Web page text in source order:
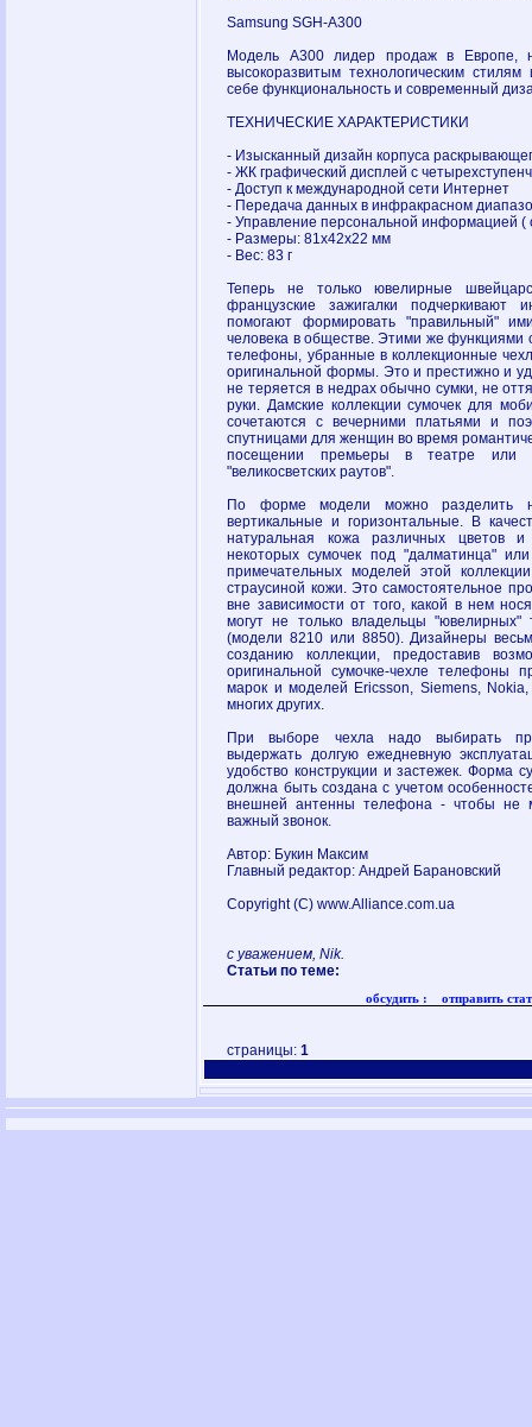
Samsung SGH-А300
Модель A300 лидер продаж в Европе,
высокоразвитым технологическим
себе функциональность и современный
ТЕХНИЧЕСКИЕ ХАРАКТЕРИСТИКИ
- Изысканный дизайн корпуса
- ЖК графический дисплей с
- Доступ к международной сети Интернет
- Передача данных в инфракрасном
- Управление персональной информацией (
- Размеры: 81x42x22 мм
- Вес: 83 г
Теперь не только ювелирные
французские зажигалки подчеркивают
помогают формировать "правильный"
человека в обществе. Этими же функциями
телефоны, убранные в коллекционные
оригинальной формы. Это и престижно и
не теряется в недрах обычно сумки, не
руки. Дамские коллекции сумочек для
сочетаются с вечерними платьями и
спутницами для женщин во время
посещении премьеры в театре или
"великосветских раутов".
По форме модели можно разделить
вертикальные и горизонтальные. В
натуральная кожа различных цветов
некоторых сумочек под "далматинца"
примечательных моделей этой
страусиной кожи. Это самостоятельное
вне зависимости от того, какой в нем
могут не только владельцы "ювелирных"
(модели 8210 или 8850). Дизайнеры
созданию коллекции, предоставив
оригинальной сумочке-чехле телефоны
марок и моделей Ericsson, Siemens,
многих других.
При выборе чехла надо выбирать
выдержать долгую ежедневную
удобство конструкции и застежек. Форма
должна быть создана с учетом
внешней антенны телефона - чтобы не
важный звонок.
Автор: Букин Максим
Главный редактор: Андрей Барановский
Copyright (C) www.Alliance.com.ua
с уважением, Nik.
Статьи по теме:
обсудить : отправить
страницы:1